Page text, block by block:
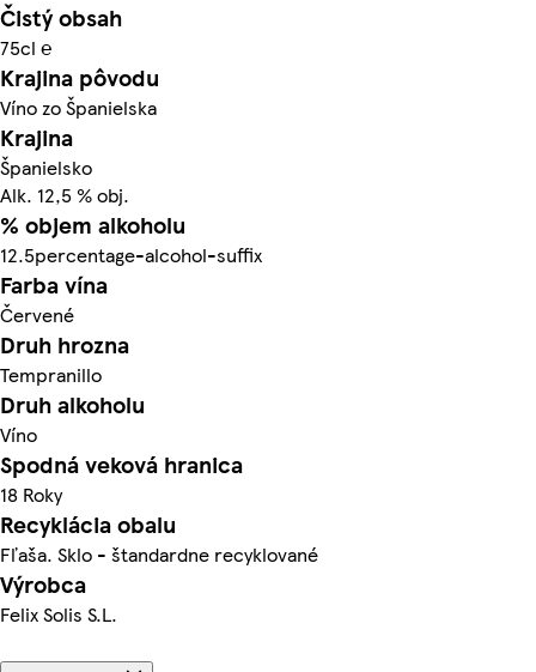
Čistý obsah
75cl ℮
Krajina pôvodu
Víno zo Španielska
Krajina
Španielsko
Alk. 12,5 % obj.
% objem alkoholu
12.5percentage-alcohol-suffix
Farba vína
Červené
Druh hrozna
Tempranillo
Druh alkoholu
Víno
Spodná veková hranica
18 Roky
Recyklácia obalu
Fľaša. Sklo - štandardne recyklované
Výrobca
Felix Solis S.L.